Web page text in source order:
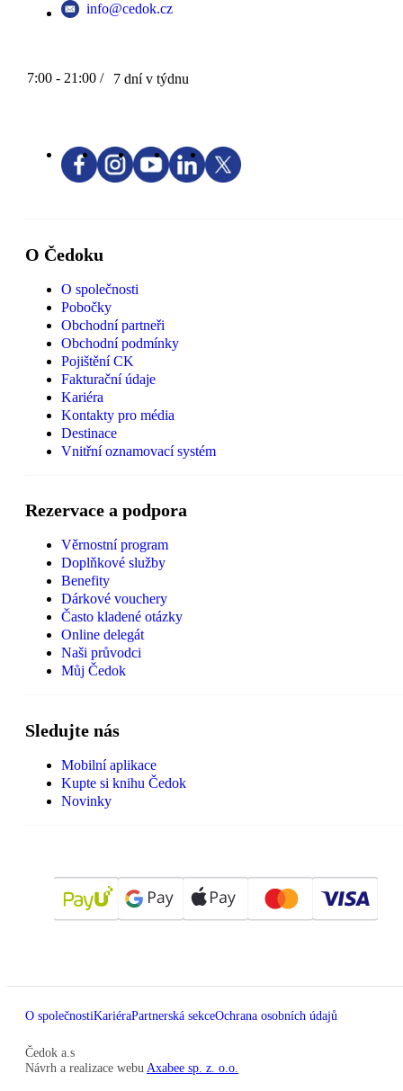
info@cedok.cz
7:00 - 21:00 / 7 dní v týdnu
O Čedoku
O společnosti
Pobočky
Obchodní partneři
Obchodní podmínky
Pojištění CK
Fakturační údaje
Kariéra
Kontakty pro média
Destinace
Vnitřní oznamovací systém
Rezervace a podpora
Věrnostní program
Doplňkové služby
Benefity
Dárkové vouchery
Často kladené otázky
Online delegát
Naši průvodci
Můj Čedok
Sledujte nás
Mobilní aplikace
Kupte si knihu Čedok
Novinky
O společnostiKariéraPartnerská sekceOchrana osobních údajů
Čedok a.s
Návrh a realizace webu Axabee sp. z. o.o.